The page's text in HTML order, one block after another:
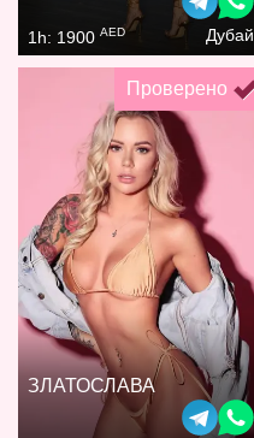
1h: 1900 AED Дубай
Проверено
ЗЛАТОСЛАВА